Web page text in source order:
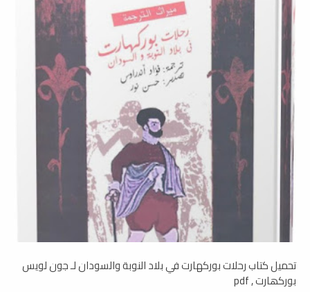
تحميل كتاب رحلات بوركهارت في بلاد النوبة والسودان لـ جون لويس
بوركھارت , pdf